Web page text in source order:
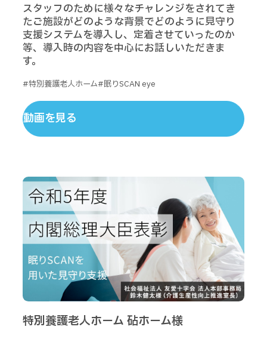
スタッフのために様々なチャレンジをされてき
たご施設がどのような背景でどのように見守り
支援システムを導入し、定着させていったのか
等、導入時の内容を中心にお話しいただきま
す。
#特別養護老人ホーム#眠りSCAN eye
動画を見る
特別養護老人ホーム 砧ホーム様